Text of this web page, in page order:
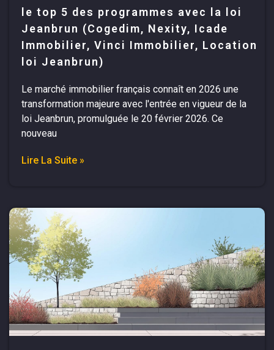
le top 5 des programmes avec la loi
Jeanbrun (Cogedim, Nexity, Icade
Immobilier, Vinci Immobilier, Location
loi Jeanbrun)
Le marché immobilier français connaît en 2026 une
transformation majeure avec l'entrée en vigueur de la
loi Jeanbrun, promulguée le 20 février 2026. Ce
nouveau
Lire La Suite »